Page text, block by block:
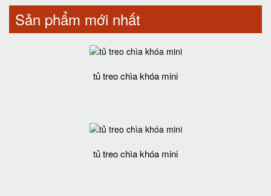
Sản phẩm mới nhất
tủ treo chìa khóa mini
tủ treo chìa khóa mini